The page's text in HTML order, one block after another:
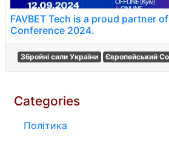
FAVBET Tech is a proud partner
Conference 2024.
Збройні сили України Європейський
Categories
Політика